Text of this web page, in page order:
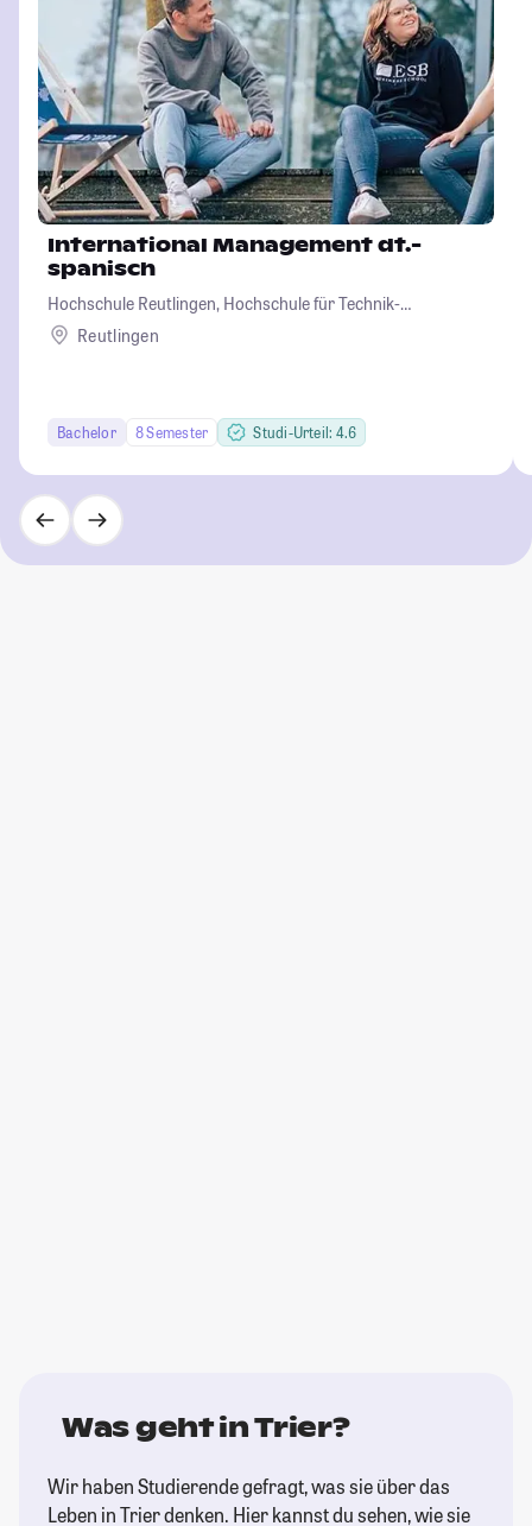
International Management dt.-
spanisch
Hochschule Reutlingen, Hochschule für Technik-
Wirtschaft-Informatik-Design
Reutlingen
Bachelor 8 Semester Studi-Urteil: 4.6
Was geht in Trier?
Wir haben Studierende gefragt, was sie über das
Leben in Trier denken. Hier kannst du sehen, wie sie